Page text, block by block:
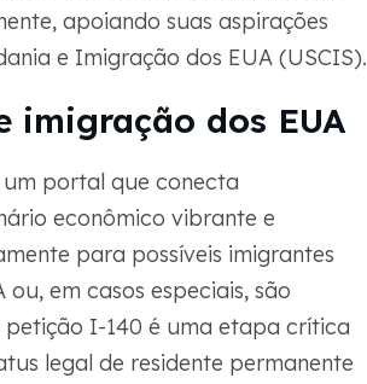
apoiando suas aspirações
e Imigração dos EUA (USCIS).
imigração dos EUA
portal que conecta
econômico vibrante e
para possíveis imigrantes
em casos especiais, são
I-140 é uma etapa crítica
legal de residente permanente